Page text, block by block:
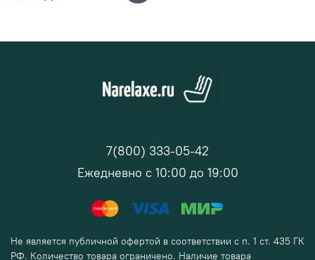
7(800) 333-05-42
Ежедневно с 10:00 до 19:00
Не является публичной офертой в соответствии с п. 1 ст. 435 ГК
РФ. Количество товара ограничено. Наличие товара